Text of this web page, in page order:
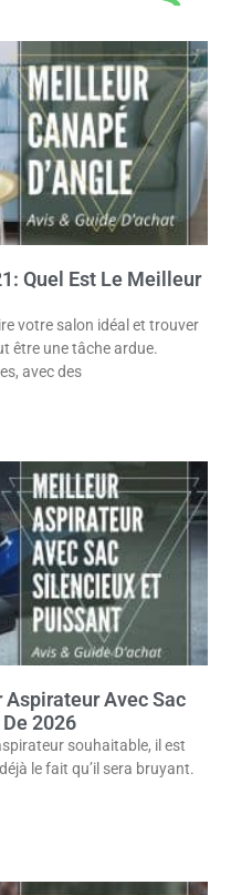
Quel Est Le Meilleur
votre salon idéal et trouver
être une tâche ardue.
avec des
Avec Sac
2026
souhaitable, il est
le fait qu’il sera bruyant.